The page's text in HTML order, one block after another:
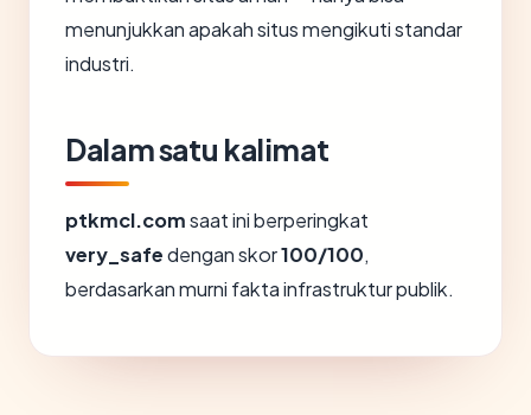
menunjukkan apakah situs mengikuti standar
industri.
Dalam satu kalimat
ptkmcl.comsaat ini berperingkat
very_safedengan skor100/100,
berdasarkan murni fakta infrastruktur publik.